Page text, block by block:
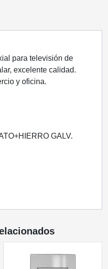
para televisión de
excelente calidad.
y oficina.
GALV.